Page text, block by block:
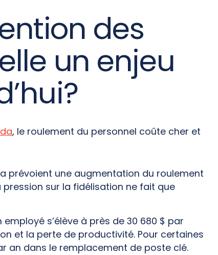
des
un enjeu
, le roulement du personnel coûte cher et
prévoient une augmentation du roulement
sur la fidélisation ne fait que
s’élève à près de 30 680 $ par
et la perte de productivité. Pour certaines
an dans le remplacement de poste clé.